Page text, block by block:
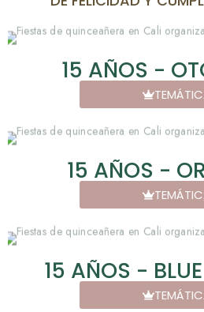
15 AÑOS -
15 AÑOS -
15 AÑOS -